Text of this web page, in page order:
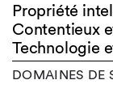
Propriété
Contentieux
Technologie
DOMAINES DE